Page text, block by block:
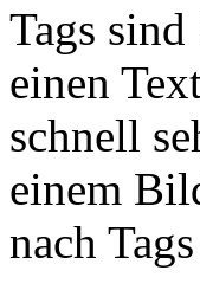
Tags
einen
schnell
einem
nach